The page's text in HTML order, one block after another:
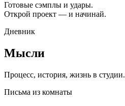
Готовые сэмплы и удары.
Открой проект — и начинай.
Дневник
Мысли
Процесс, история, жизнь в студии.
Письма из комнаты